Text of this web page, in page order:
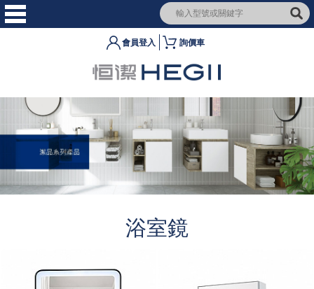
會員登入 詢價車
浴室鏡